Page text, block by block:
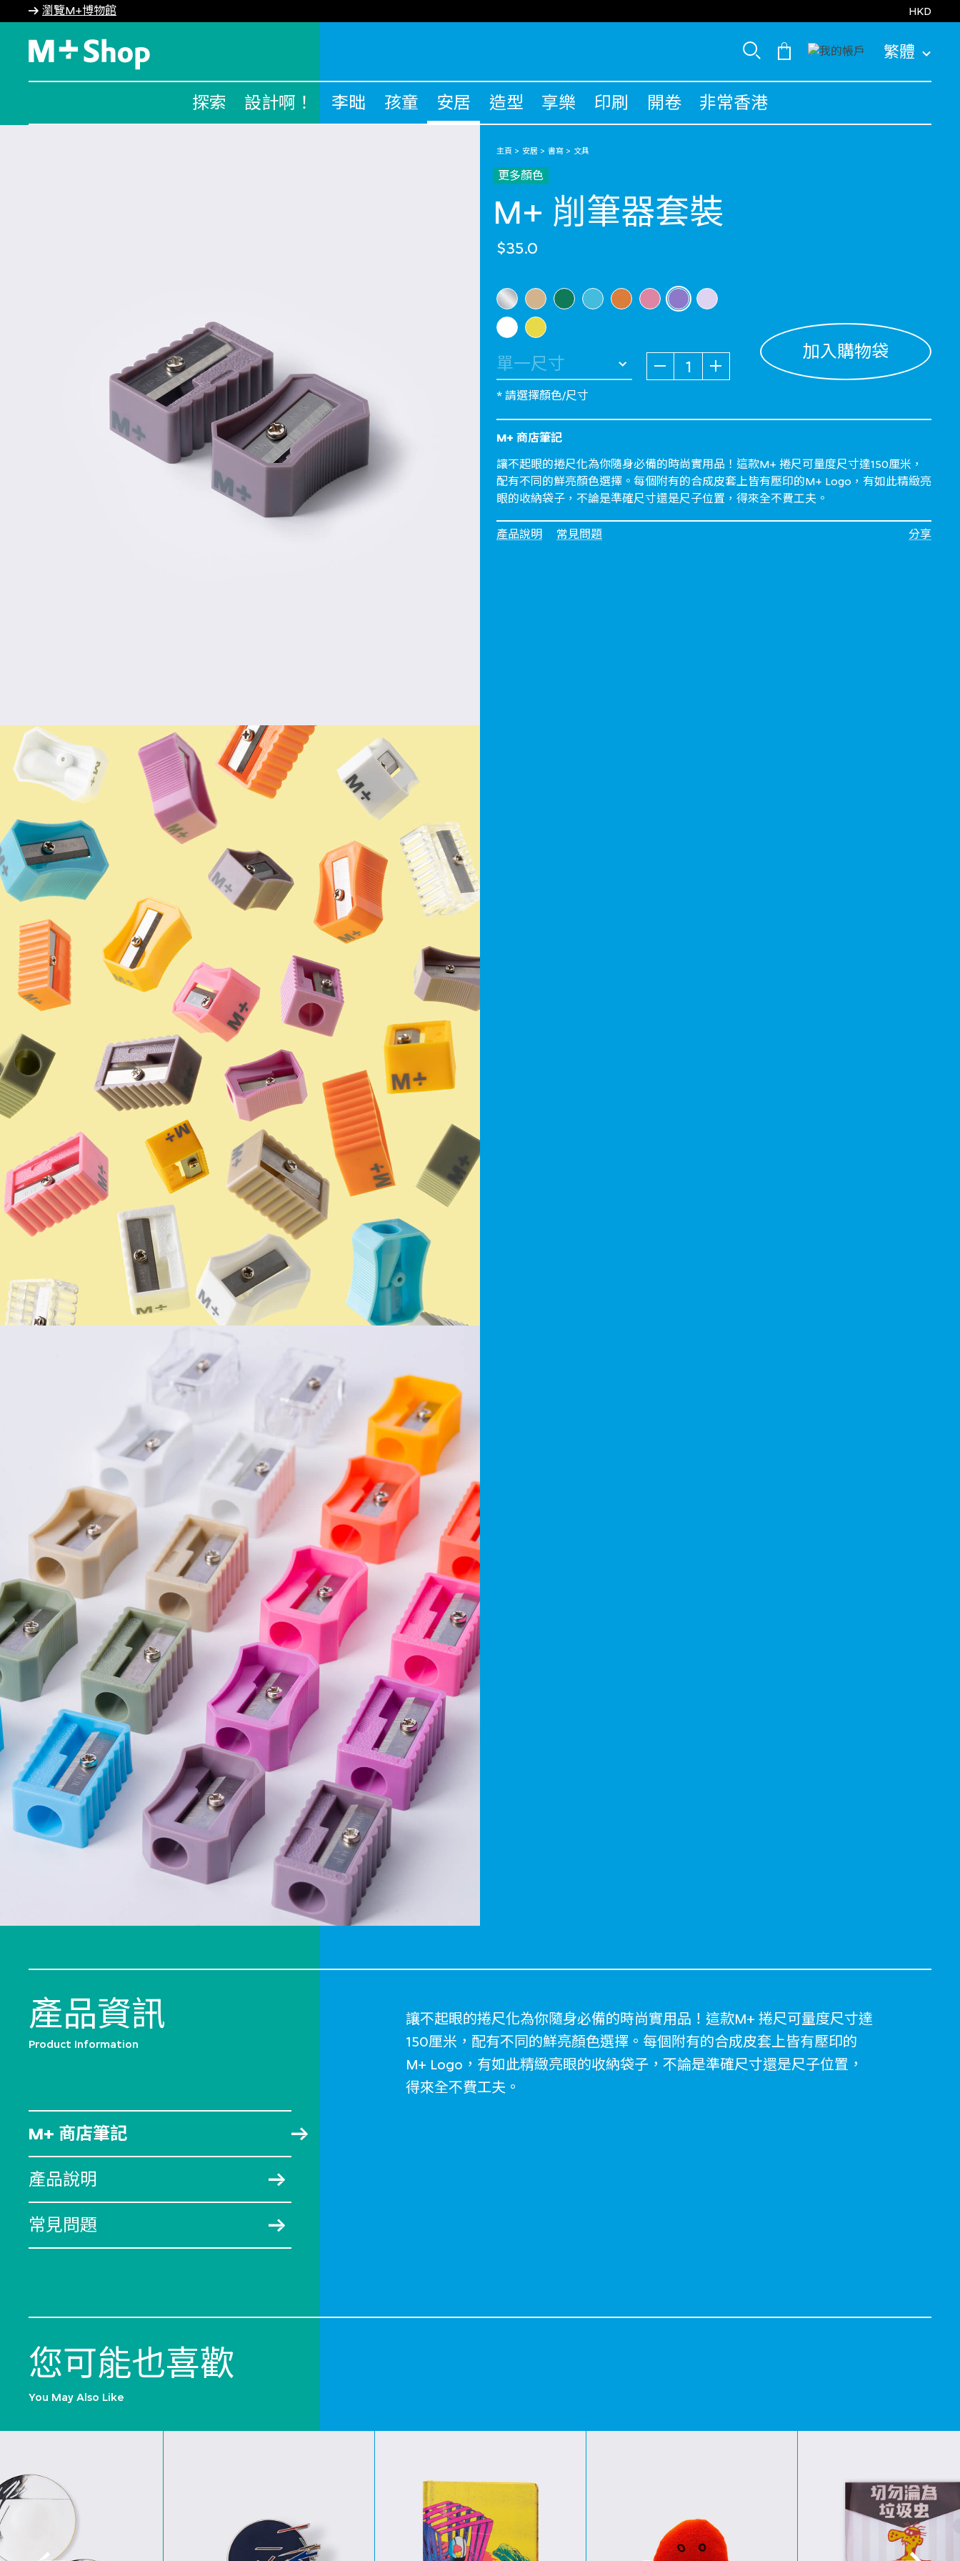
瀏覽M+博物館 HKD
繁體
探索 設計啊！ 李昢 孩童 安居 造型 享樂 印刷 開卷 非常香港
主頁 安居 書寫 文具
更多顏色
M+ 削筆器套裝
$35.0
選擇 顏色
加入購物袋
* 請選擇顏色/尺寸
M+ 商店筆記
讓不起眼的捲尺化為你隨身必備的時尚實用品！這款M+ 捲尺可量度尺寸達150厘米，
配有不同的鮮亮顏色選擇。每個附有的合成皮套上皆有壓印的M+ Logo，有如此精緻亮
眼的收納袋子，不論是準確尺寸還是尺子位置，得來全不費工夫。
產品說明 常見問題 分享
產品資訊
Product Information
M+ 商店筆記
產品說明
常見問題
讓不起眼的捲尺化為你隨身必備的時尚實用品！這款M+ 捲尺可量度尺寸達
150厘米，配有不同的鮮亮顏色選擇。每個附有的合成皮套上皆有壓印的
M+ Logo，有如此精緻亮眼的收納袋子，不論是準確尺寸還是尺子位置，
得來全不費工夫。
您可能也喜歡
You May Also Like